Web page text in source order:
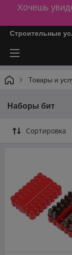
Хочешь
Строительные
Товары и
Наборы бит
Сортировка